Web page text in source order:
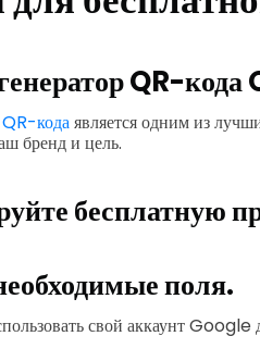
QR-кода
QR-кодаявляется одним из
бренд и цель.
бесплатную
поля.
свой аккаунт Google